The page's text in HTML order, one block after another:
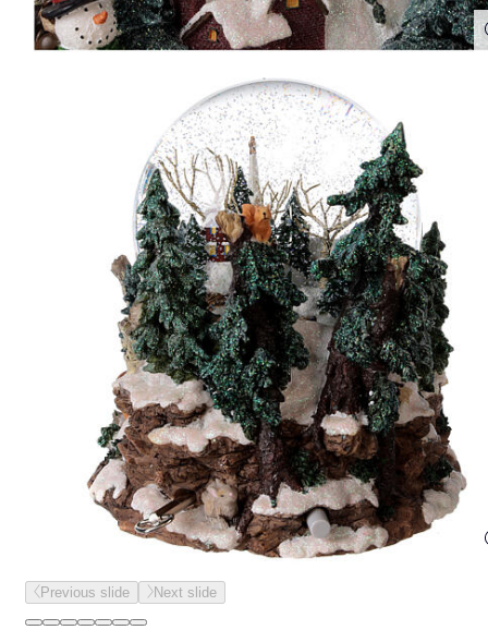
Previous slide Next slide